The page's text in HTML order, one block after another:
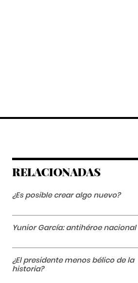
RELACIONADAS
¿Es posible crear algo nuevo?
Yunior García: antihéroe nacional
¿El presidente menos bélico de la
historia?